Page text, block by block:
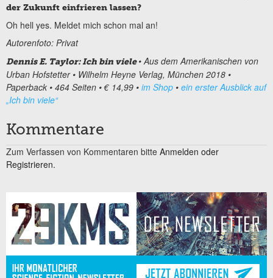
der Zukunft einfrieren lassen?
Oh hell yes. Meldet mich schon mal an!
Autorenfoto: Privat
Dennis E. Taylor: Ich bin viele • Aus dem Amerikanischen von
Urban Hofstetter • Wilhelm Heyne Verlag, München 2018 •
Paperback • 464 Seiten • € 14,99 • im Shop • ein erster Ausblick auf
„Ich bin viele“
Kommentare
Zum Verfassen von Kommentaren bitte Anmelden oder
Registrieren.